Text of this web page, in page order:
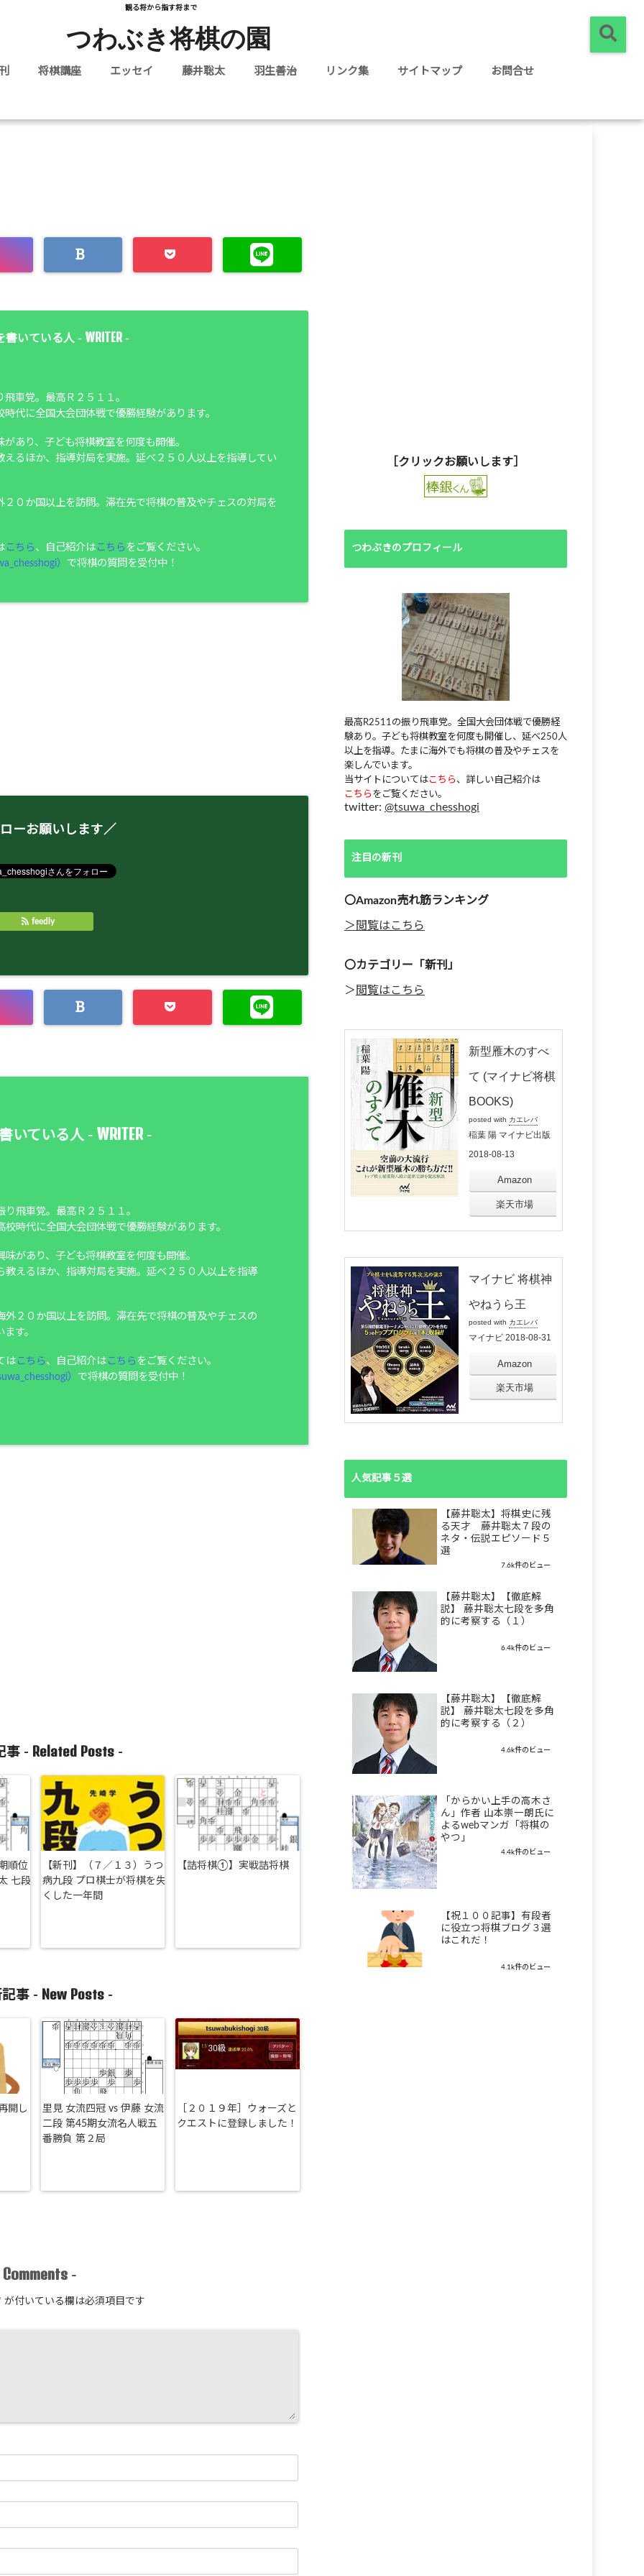
観る将から指す将まで
つわぶき将棋の園
将棋講座 エッセイ 藤井聡太 羽生善治 リンク集 サイトマップ お問合せ
書いている人 - WRITER -
車党。最高Ｒ２５１１。
代に全国大会団体戦で優勝経験があります。
あり、子ども将棋教室を何度も開催。
えるほか、指導対局を実施。延べ２５０人以上を指導してい
２０か国以上を訪問。滞在先で将棋の普及やチェスの対局を
こちら 、自己紹介は こちら をご覧ください。
） で将棋の質問を受付中！
ーお願いします／
feedly
いている人 - WRITER-
り飛車党。最高Ｒ２５１１。
校時代に全国大会団体戦で優勝経験があります。
味があり、子ども将棋教室を何度も開催。
教えるほか、指導対局を実施。延べ２５０人以上を指導
外２０か国以上を訪問。滞在先で将棋の普及やチェスの
す。
は こちら 、自己紹介は こちら をご覧ください。
） で将棋の質問を受付中！
事 - Related Posts-
順位
七段
【新刊】（７／１３）うつ
病九段 プロ棋士が将棋を失
くした一年間
【詰将棋①】実戦詰将棋
事 - New Posts -
開し
里見 女流四冠 vs 伊藤 女流
二段 第45期女流名人戦五
番勝負 第２局
［２０１９年］ウォーズと
クエストに登録しました！
Comments -
が付いている欄は必須項目です
［クリックお願いします］
つわぶきのプロフィール
最高R2511の振り飛車党。全国大会団体戦で優勝経
験あり。子ども将棋教室を何度も開催し、延べ250人
以上を指導。たまに海外でも将棋の普及やチェスを
楽しんでいます。
当サイトについてはこちら 、詳しい自己紹介は
こちら をご覧ください。
twitter: @tsuwa_chesshogi
注目の新刊
〇Amazon売れ筋ランキング
＞閲覧はこちら
〇カテゴリー「新刊」
＞ 閲覧はこちら
新型雁木のすべ
て (マイナビ将棋
BOOKS)
posted with カエレバ
稲葉 陽 マイナビ出版
2018-08-13
Amazon
楽天市場
マイナビ 将棋神
やねうら王
posted with カエレバ
マイナビ 2018-08-31
Amazon
楽天市場
人気記事５選
【藤井聡太】将棋史に残
る天才 藤井聡太７段の
ネタ・伝説エピソード５
選
7.6k件のビュー
【藤井聡太】【徹底解
説】 藤井聡太七段を多角
的に考察する（１）
6.4k件のビュー
【藤井聡太】【徹底解
説】 藤井聡太七段を多角
的に考察する（２）
4.6k件のビュー
「からかい上手の高木さ
ん」作者 山本崇一朗氏に
よるwebマンガ「将棋の
やつ」
4.4k件のビュー
【祝１００記事】有段者
に役立つ将棋ブログ３選
はこれだ！
4.1k件のビュー